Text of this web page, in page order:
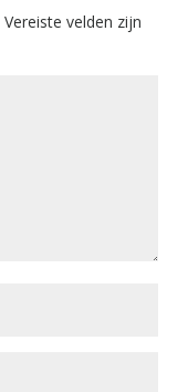
Vereiste velden zijn